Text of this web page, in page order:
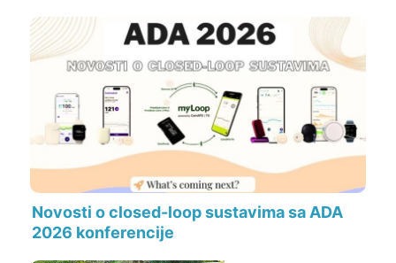
Novosti o closed-loop sustavima sa ADA
2026 konferencije